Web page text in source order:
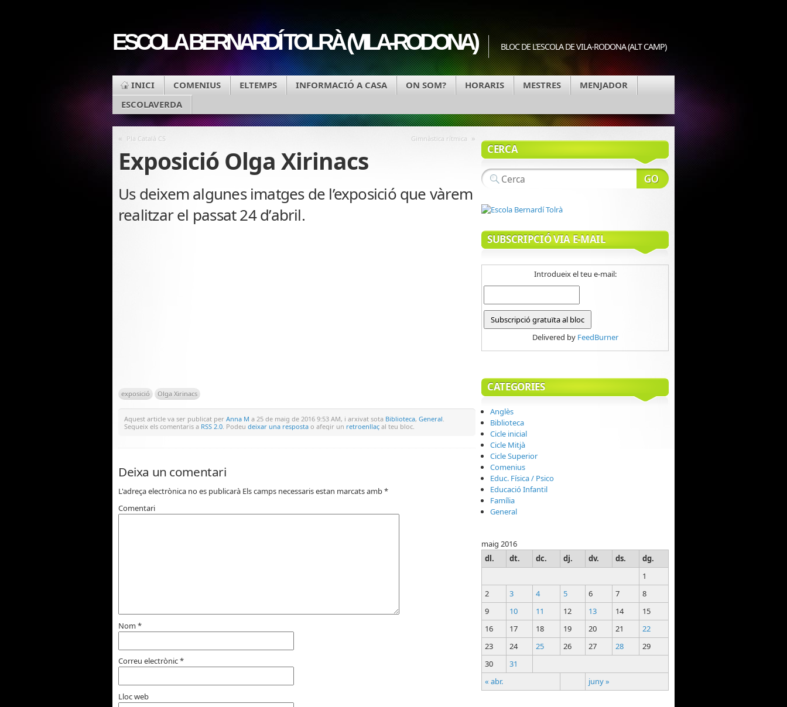
ESCOLA BERNARDÍ TOLRÀ (VILA-RODONA) BLOC DE L'ESCOLA DE VILA-RODONA (ALT CAMP)
INICI COMENIUS ELTEMPS INFORMACIÓ A CASA ON SOM? HORARIS MESTRES
MENJADOR
ESCOLAVERDA
« Pla Català CS Gimnàstica rítmica »
Exposició Olga Xirinacs
Us deixem algunes imatges de l’exposició que vàrem
realitzar el passat 24 d’abril.
exposició Olga Xirinacs
Aquest article va ser publicat per Anna M a 25 de maig de 2016 9:53 AM, i arxivat sota Biblioteca, General.
Segueix els comentaris a RSS 2.0. Podeu deixar una resposta o afegir un retroenllaç al teu bloc.
Deixa un comentari
L'adreça electrònica no es publicarà Els camps necessaris estan marcats amb*
Comentari
Nom *
Correu electrònic*
Lloc web
CERCA
SUBSCRIPCIÓ VIA E-MAIL
Introdueix el teu e-mail:
Delivered by FeedBurner
CATEGORIES
Anglès
Biblioteca
Cicle inicial
Cicle Mitjà
Cicle Superior
Comenius
Educ. Física / Psico
Educació Infantil
Família
General
maig 2016
dl.
dt. dc. dj. dv. ds. dg.
« abr. juny »
1
2
3 4 5 6 7
8
9
10 11 12 13 14
15
16
17 18 19 20 21
22
23
24 25 26 27 28
29
30
31